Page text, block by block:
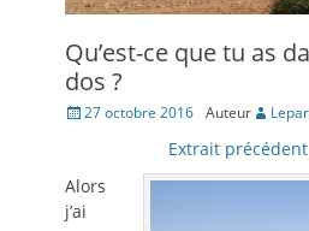
Qu’est-ce que tu as
dos ?
Posté27 octobre 2016 Auteur
Extrait
Alors
j’ai